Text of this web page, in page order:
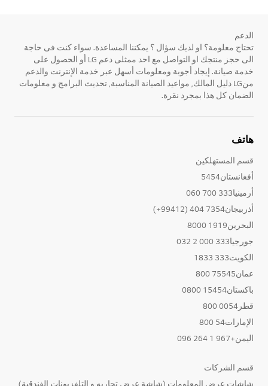
الدعم
تحتاج معلومة؟ او لديك سؤال ؟ يمكننا المساعدة. سواء كنت فى حاجة
الى حجز منتجك او التواصل مع احد ممثلى دعم LG أو الحصول على
خدمة صيانة. إيجاد أجوبة ومعلومات أسهل عبر خدمة الإنترنت والدعم
منLG دليل المالك, مواعيد الصيانة المناسبة, تحديث البرامج و معلومات
الضمان كل هذا بمجرد نقرة.
هاتف
قسم المستهلكين
أفغانستان5454
أرمينيا333 700 060
أذربيجان7354 404 (99412+)
البحرين1919 8000
جورجيا333 000 2 032
الكويت333 1833
عمان75545 800
باكستان15454 0800
قطر0054 800
الإمارات54 800
اليمن+967 1 264 096
قسم الشركات
شاشات عرض المعلومات (شاشة عرض تجاريه و التلفزيونات الفندقية)